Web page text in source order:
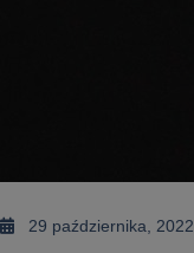
29 października, 2022